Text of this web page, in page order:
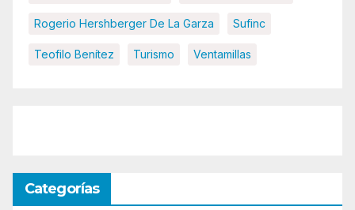
Rogerio Hershberger De La Garza Sufinc
Teofilo Benítez Turismo Ventamillas
Categorías